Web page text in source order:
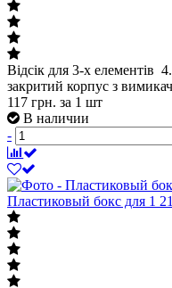
Відсік для 3-х
закритий корпус з
117 грн. за 1 шт
В наличии
-
Пластиковый бокс для 1